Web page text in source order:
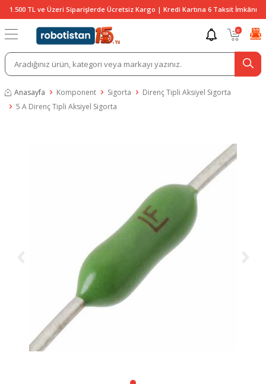
1.500 TL ve Üzeri Siparişlerde Ücretsiz Kargo | Kredi Kartına 6 Taksit İmkânı
0
Anasayfa Komponent Sigorta
Direnç Tipli Aksiyel Sigorta
5 A Direnç Tipli Aksiyel Sigorta